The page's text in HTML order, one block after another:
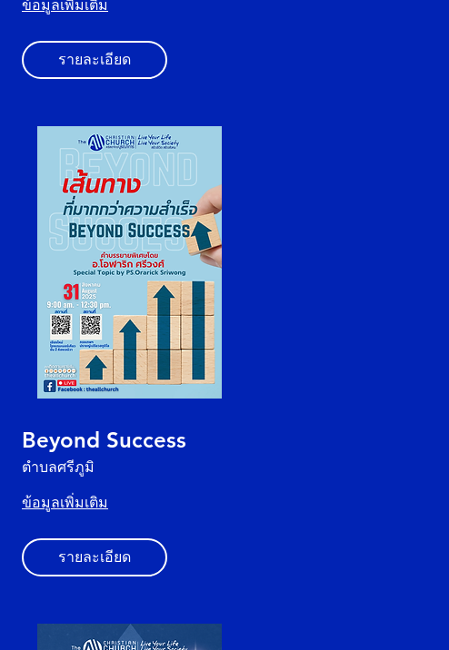
ข้อมูลเพิ่มเติม
รายละเอียด
Beyond Success
ตำบลศรีภูมิ
ข้อมูลเพิ่มเติม
รายละเอียด